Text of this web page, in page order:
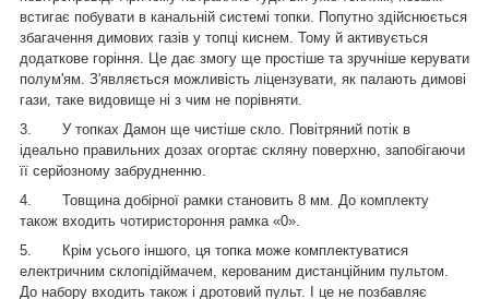
встигає побувати в канальній системі топки. Попутно здійснюється
збагачення димових газів у топці киснем. Тому й активується
додаткове горіння. Це дає змогу ще простіше та зручніше керувати
полум'ям. З'являється можливість ліцензувати, як палають димові
гази, таке видовище ні з чим не порівняти.
3.
У топках Дамон ще чистіше скло. Повітряний потік в
ідеально правильних дозах огортає скляну поверхню, запобігаючи
її серйозному забрудненню.
4.
Товщина добірної рамки становить 8 мм. До комплекту
також входить чотиристороння рамка «0».
5.
Крім усього іншого, ця топка може комплектуватися
електричним склопідіймачем, керованим дистанційним пультом.
До набору входить також і дротовий пульт. І це не позбавляє